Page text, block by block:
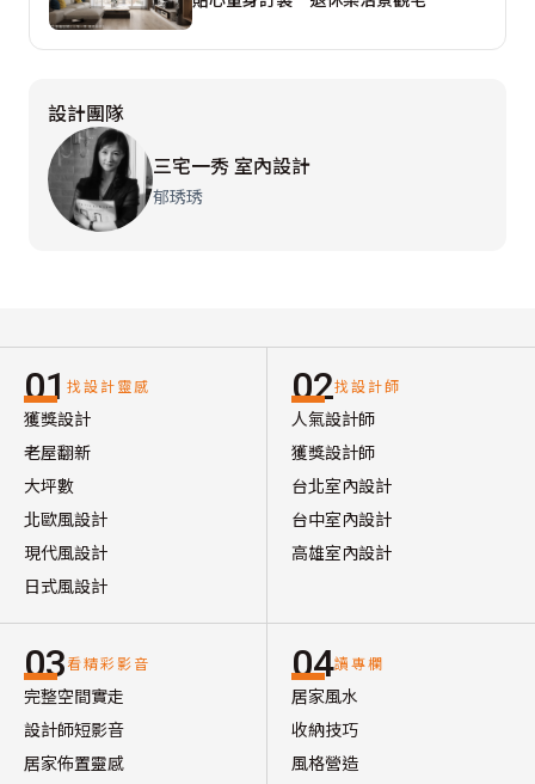
設計團隊
三宅一秀 室內設計
郁琇琇
01 找設計靈感
獲獎設計
老屋翻新
大坪數
北歐風設計
現代風設計
日式風設計
02找設計師
人氣設計師
獲獎設計師
台北室內設計
台中室內設計
高雄室內設計
03看精彩影音
完整空間實走
設計師短影音
居家佈置靈感
04讀專欄
居家風水
收納技巧
風格營造